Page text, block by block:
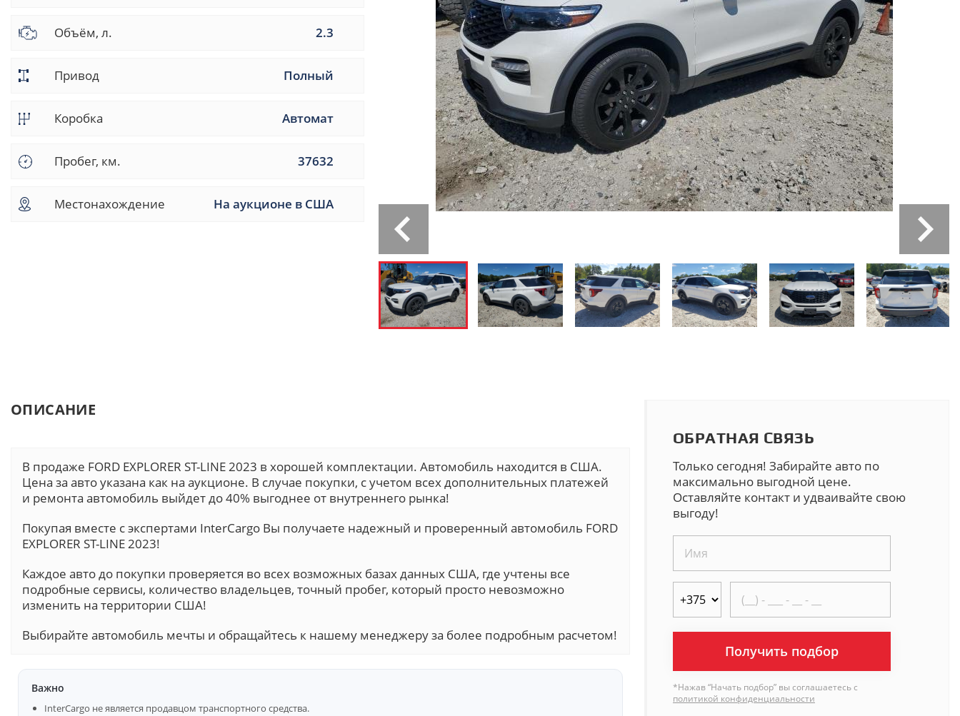
Объём, л. 2.3
Привод Полный
Коробка Автомат
Пробег, км. 37632
Местонахождение На аукционе в США
ОПИСАНИЕ
В продаже FORD EXPLORER ST-LINE 2023 в хорошей комплектации. Автомобиль находится в США.
Цена за авто указана как на аукционе. В случае покупки, с учетом всех дополнительных платежей
и ремонта автомобиль выйдет до 40% выгоднее от внутреннего рынка!
Покупая вместе с экспертами InterCargo Вы получаете надежный и проверенный автомобиль FORD
EXPLORER ST-LINE 2023!
Каждое авто до покупки проверяется во всех возможных базах данных США, где учтены все
подробные сервисы, количество владельцев, точный пробег, который просто невозможно
изменить на территории США!
Выбирайте автомобиль мечты и обращайтесь к нашему менеджеру за более подробным расчетом!
Важно
InterCargo не является продавцом транспортного средства.
ОБРАТНАЯ СВЯЗЬ
Только сегодня! Забирайте авто по
максимально выгодной цене.
Оставляйте контакт и удваивайте свою
выгоду!
Получить подбор
*Нажав “Начать подбор” вы соглашаетесь с
политикой конфиденциальности